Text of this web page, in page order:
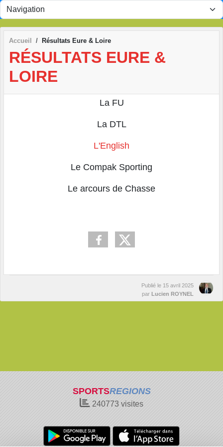
Accueil Résultats Eure & Loire
RÉSULTATS EURE &
LOIRE
La FU
La DTL
L'English
Le Compak Sporting
Le arcours de Chasse
Publié le 15 avril 2025
par Lucien ROYNEL
SPORTSREGIONS
240773 visites
Panneau de gestion des cookies